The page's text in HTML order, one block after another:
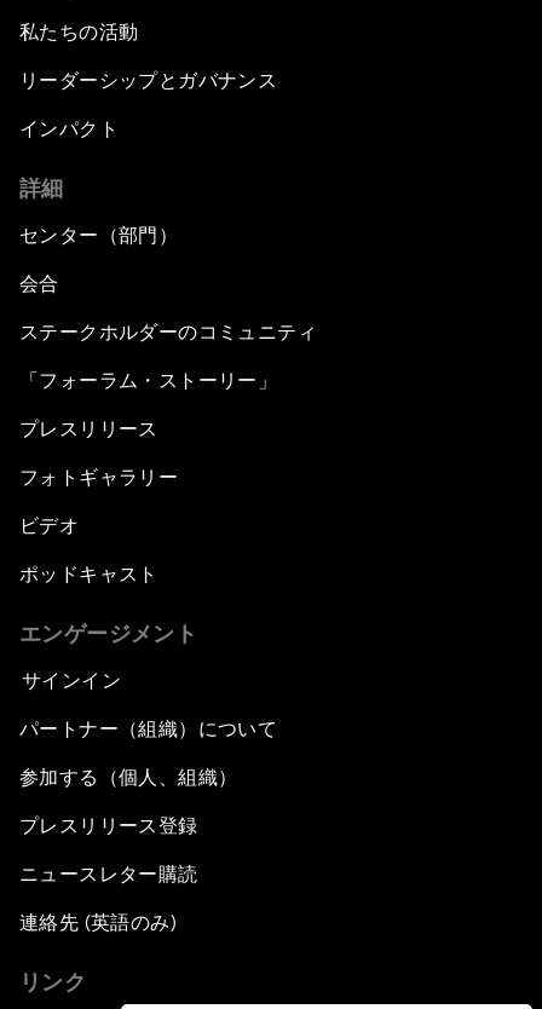
私たちの活動
リーダーシップとガバナンス
インパクト
詳細
センター（部門）
会合
ステークホルダーのコミュニティ
「フォーラム・ストーリー」
プレスリリース
フォトギャラリー
ビデオ
ポッドキャスト
エンゲージメント
サインイン
パートナー（組織）について
参加する（個人、組織）
プレスリリース登録
ニュースレター購読
連絡先 (英語のみ)
リンク